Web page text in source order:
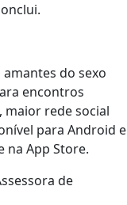
do sexo
encontros
maior rede social
para Android e
na App Store.
de